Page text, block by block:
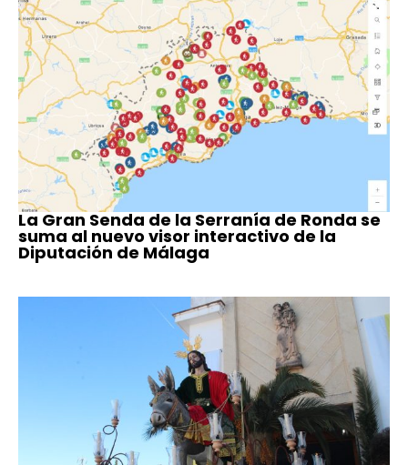
La Gran Senda de la Serranía de Ronda se
suma al nuevo visor interactivo de la
Diputación de Málaga